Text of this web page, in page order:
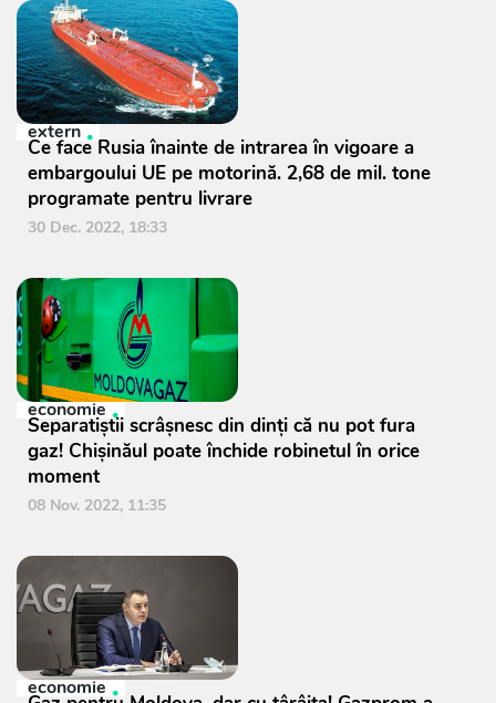
extern
Ce face Rusia înainte de intrarea în vigoare a
embargoului UE pe motorină. 2,68 de mil. tone
programate pentru livrare
30 Dec. 2022, 18:33
economie
Separatiștii scrâșnesc din dinți că nu pot fura
gaz! Chișinăul poate închide robinetul în orice
moment
08 Nov. 2022, 11:35
economie